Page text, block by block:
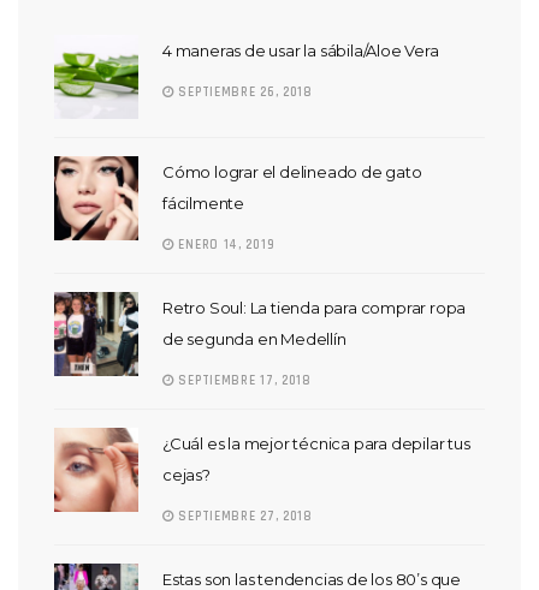
4 maneras de usar la sábila/Aloe Vera
SEPTIEMBRE 26, 2018
Cómo lograr el delineado de gato
fácilmente
ENERO 14, 2019
Retro Soul: La tienda para comprar ropa
de segunda en Medellín
SEPTIEMBRE 17, 2018
¿Cuál es la mejor técnica para depilar tus
cejas?
SEPTIEMBRE 27, 2018
Estas son las tendencias de los 80’s que